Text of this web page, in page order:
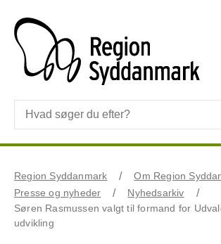
Region Syddanmark
Om Region
Presse og nyheder
Nyhedsarkiv
Søren Rasmussen valgt til formand for
udvikling